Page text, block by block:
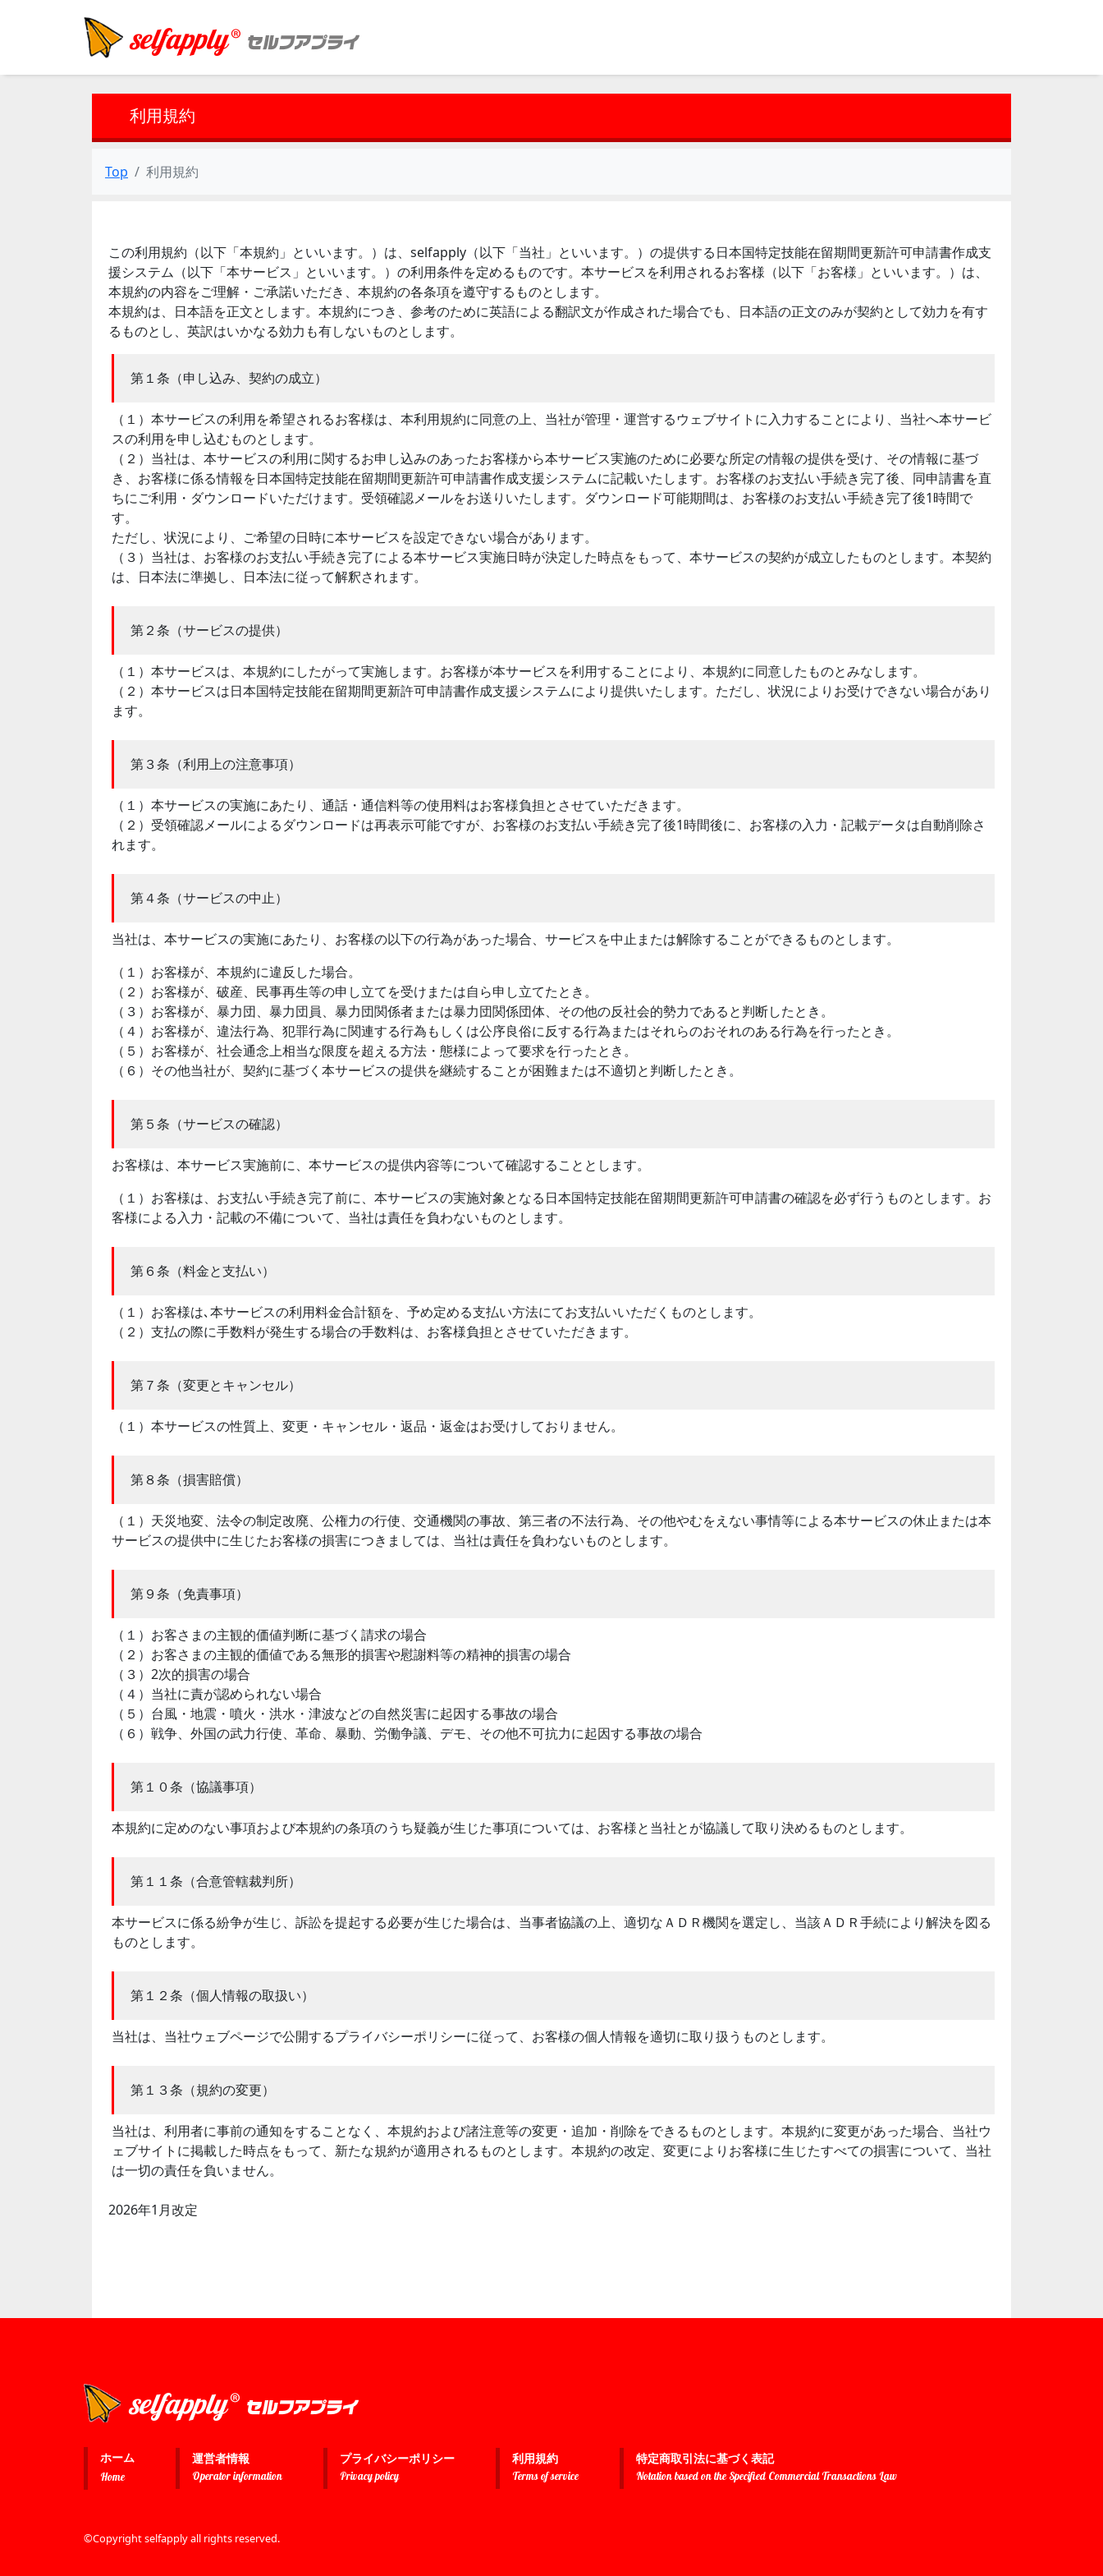
利用規約
Top 利用規約
この利用規約（以下「本規約」といいます。）は、selfapply（以下「当社」といいます。）の提供する日本国特定技能在留期間更新許可申請書作成支
援システム（以下「本サービス」といいます。）の利用条件を定めるものです。本サービスを利用されるお客様（以下「お客様」といいます。）は、
本規約の内容をご理解・ご承諾いただき、本規約の各条項を遵守するものとします。
本規約は、日本語を正文とします。本規約につき、参考のために英語による翻訳文が作成された場合でも、日本語の正文のみが契約として効力を有す
るものとし、英訳はいかなる効力も有しないものとします。
第１条（申し込み、契約の成立）
（１）本サービスの利用を希望されるお客様は、本利用規約に同意の上、当社が管理・運営するウェブサイトに入力することにより、当社へ本サービ
スの利用を申し込むものとします。
（２）当社は、本サービスの利用に関するお申し込みのあったお客様から本サービス実施のために必要な所定の情報の提供を受け、その情報に基づ
き、お客様に係る情報を日本国特定技能在留期間更新許可申請書作成支援システムに記載いたします。お客様のお支払い手続き完了後、同申請書を直
ちにご利用・ダウンロードいただけます。受領確認メールをお送りいたします。ダウンロード可能期間は、お客様のお支払い手続き完了後1時間で
す。
ただし、状況により、ご希望の日時に本サービスを設定できない場合があります。
（３）当社は、お客様のお支払い手続き完了による本サービス実施日時が決定した時点をもって、本サービスの契約が成立したものとします。本契約
は、日本法に準拠し、日本法に従って解釈されます。
第２条（サービスの提供）
（１）本サービスは、本規約にしたがって実施します。お客様が本サービスを利用することにより、本規約に同意したものとみなします。
（２）本サービスは日本国特定技能在留期間更新許可申請書作成支援システムにより提供いたします。ただし、状況によりお受けできない場合があり
ます。
第３条（利用上の注意事項）
（１）本サービスの実施にあたり、通話・通信料等の使用料はお客様負担とさせていただきます。
（２）受領確認メールによるダウンロードは再表示可能ですが、お客様のお支払い手続き完了後1時間後に、お客様の入力・記載データは自動削除さ
れます。
第４条（サービスの中止）
当社は、本サービスの実施にあたり、お客様の以下の行為があった場合、サービスを中止または解除することができるものとします。
（１）お客様が、本規約に違反した場合。
（２）お客様が、破産、民事再生等の申し立てを受けまたは自ら申し立てたとき。
（３）お客様が、暴力団、暴力団員、暴力団関係者または暴力団関係団体、その他の反社会的勢力であると判断したとき。
（４）お客様が、違法行為、犯罪行為に関連する行為もしくは公序良俗に反する行為またはそれらのおそれのある行為を行ったとき。
（５）お客様が、社会通念上相当な限度を超える方法・態様によって要求を行ったとき。
（６）その他当社が、契約に基づく本サービスの提供を継続することが困難または不適切と判断したとき。
第５条（サービスの確認）
お客様は、本サービス実施前に、本サービスの提供内容等について確認することとします。
（１）お客様は、お支払い手続き完了前に、本サービスの実施対象となる日本国特定技能在留期間更新許可申請書の確認を必ず行うものとします。お
客様による入力・記載の不備について、当社は責任を負わないものとします。
第６条（料金と支払い）
（１）お客様は､本サービスの利用料金合計額を、予め定める支払い方法にてお支払いいただくものとします。
（２）支払の際に手数料が発生する場合の手数料は、お客様負担とさせていただきます。
第７条（変更とキャンセル）
（１）本サービスの性質上、変更・キャンセル・返品・返金はお受けしておりません。
第８条（損害賠償）
（１）天災地変、法令の制定改廃、公権力の行使、交通機関の事故、第三者の不法行為、その他やむをえない事情等による本サービスの休止または本
サービスの提供中に生じたお客様の損害につきましては、当社は責任を負わないものとします。
第９条（免責事項）
（１）お客さまの主観的価値判断に基づく請求の場合
（２）お客さまの主観的価値である無形的損害や慰謝料等の精神的損害の場合
（３）2次的損害の場合
（４）当社に責が認められない場合
（５）台風・地震・噴火・洪水・津波などの自然災害に起因する事故の場合
（６）戦争、外国の武力行使、革命、暴動、労働争議、デモ、その他不可抗力に起因する事故の場合
第１０条（協議事項）
本規約に定めのない事項および本規約の条項のうち疑義が生じた事項については、お客様と当社とが協議して取り決めるものとします。
第１１条（合意管轄裁判所）
本サービスに係る紛争が生じ、訴訟を提起する必要が生じた場合は、当事者協議の上、適切なＡＤＲ機関を選定し、当該ＡＤＲ手続により解決を図る
ものとします。
第１２条（個人情報の取扱い）
当社は、当社ウェブページで公開するプライバシーポリシーに従って、お客様の個人情報を適切に取り扱うものとします。
第１３条（規約の変更）
当社は、利用者に事前の通知をすることなく、本規約および諸注意等の変更・追加・削除をできるものとします。本規約に変更があった場合、当社ウ
ェブサイトに掲載した時点をもって、新たな規約が適用されるものとします。本規約の改定、変更によりお客様に生じたすべての損害について、当社
は一切の責任を負いません。
2026年1月改定
ホーム
Home
運営者情報
Operator information
プライバシーポリシー
Privacy policy
利用規約
Terms of service
特定商取引法に基づく表記
Notation based on the Specified Commercial Transactions Law
©Copyright selfapply all rights reserved.